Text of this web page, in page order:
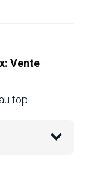
Vente
top.